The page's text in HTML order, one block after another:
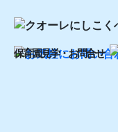
保育園見学・お問合せ